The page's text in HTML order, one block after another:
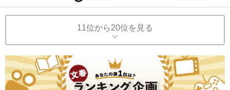
11位から20位を見る